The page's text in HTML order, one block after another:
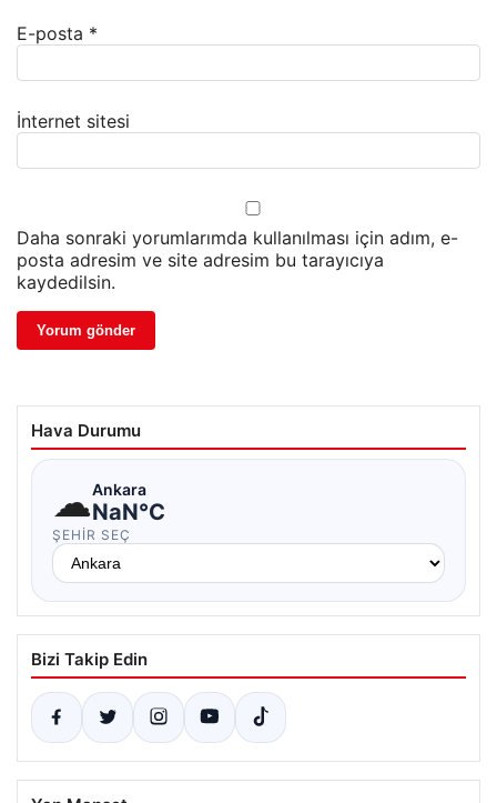
E-posta *
İnternet sitesi
Daha sonraki yorumlarımda kullanılması için adım, e-
posta adresim ve site adresim bu tarayıcıya
kaydedilsin.
Hava Durumu
☁Ankara
NaN°C
ŞEHIR SEÇ
Bizi Takip Edin